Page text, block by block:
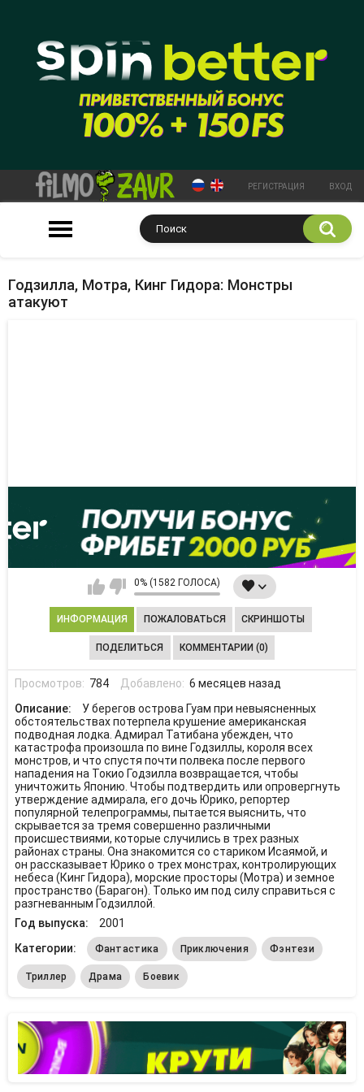
РЕГИСТРАЦИЯ ВХОД
Годзилла, Мотра, Кинг Гидора: Монстры
атакуют
0% (1582 ГОЛОСА)
ИНФОРМАЦИЯ ПОЖАЛОВАТЬСЯ СКРИНШОТЫ
ПОДЕЛИТЬСЯ КОММЕНТАРИИ (0)
Просмотров: 784 Добавлено: 6 месяцев назад
Описание:
У берегов острова Гуам при невыясненных
обстоятельствах потерпела крушение американская
подводная лодка. Адмирал Татибана убежден, что
катастрофа произошла по вине Годзиллы, короля всех
монстров, и что спустя почти полвека после первого
нападения на Токио Годзилла возвращается, чтобы
уничтожить Японию. Чтобы подтвердить или опровергнуть
утверждение адмирала, его дочь Юрико, репортер
популярной телепрограммы, пытается выяснить, что
скрывается за тремя совершенно различными
происшествиями, которые случились в трех разных
районах страны. Она знакомится со стариком Исаямой, и
он рассказывает Юрико о трех монстрах, контролирующих
небеса (Кинг Гидора), морские просторы (Мотра) и земное
пространство (Барагон). Только им под силу справиться с
разгневанным Годзиллой.
Год выпуска:
2001
Категории:
Фантастика Приключения Фэнтези
Триллер Драма Боевик